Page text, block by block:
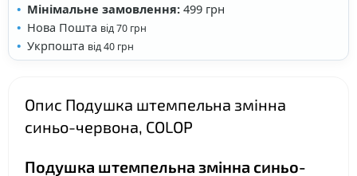
Мінімальне замовлення: 499 грн
Нова Пошта від 70 грн
Укрпошта від 40 грн
Опис Подушка штемпельна змінна
синьо-червона, COLOP
Подушка штемпельна змінна синьо-